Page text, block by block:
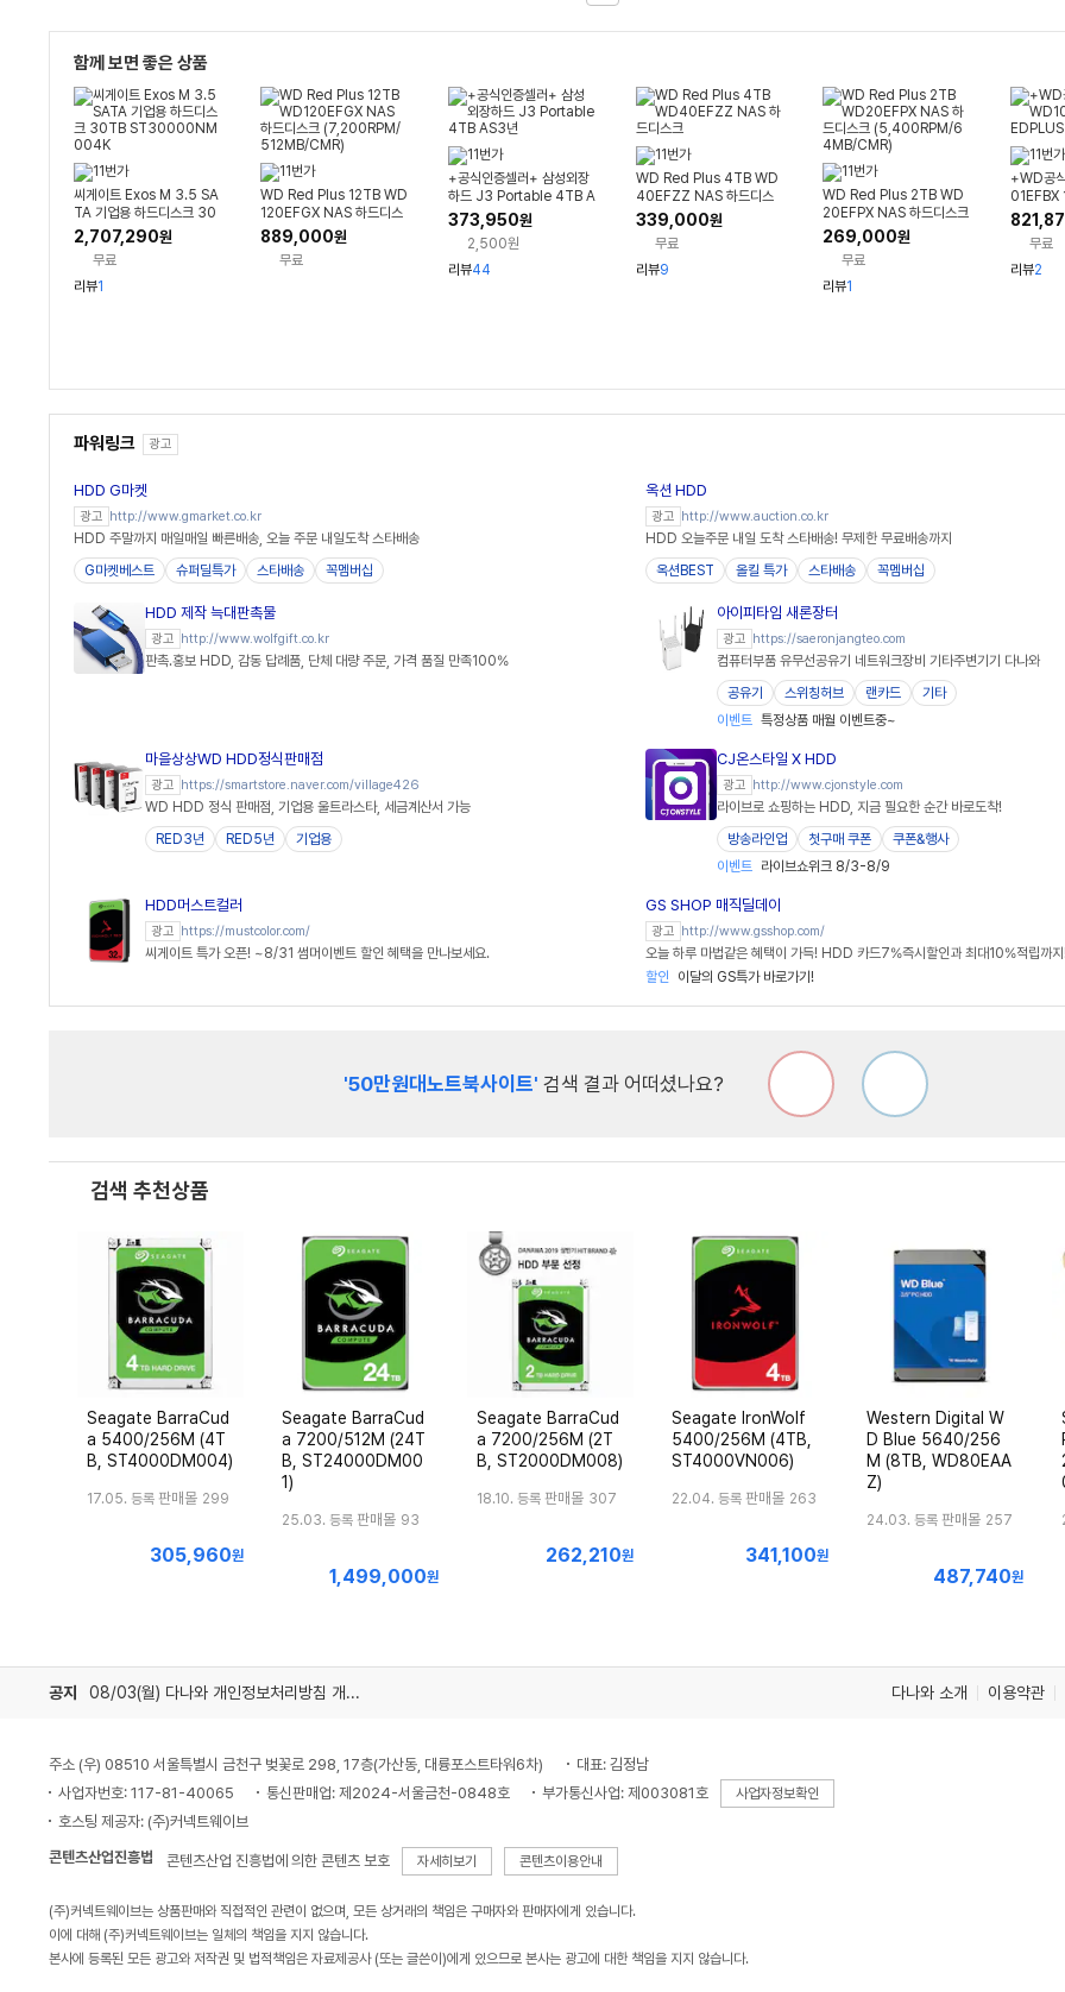
함께 보면 좋은 상품
씨게이트 Exos M 3.5 SA
TA 기업용 하드디스크 30
TB ST30000NM004K
2,707,290원
무료
리뷰1
WD Red Plus 12TB WD
120EFGX NAS 하드디스
크 (7,200RPM/512MB/
CMR)
889,000원
무료
+공식인증셀러+ 삼성외장
하드 J3 Portable 4TB A
S3년
373,950원
2,500원
리뷰44
WD Red Plus 4TB WD
40EFZZ NAS 하드디스
크
339,000원
무료
리뷰9
WD Red Plus 2TB WD
20EFPX NAS 하드디스크
(5,400RPM/64MB/CM
269,000원
무료
리뷰1
+WD공
01EFBX
S
무료
리뷰2
파워링크 광고
HDD G마켓
광고 http://www.gmarket.co.kr
HDD 주말까지 매일매일 빠른배송, 오늘 주문 내일도착 스타배송
G마켓베스트
슈퍼딜특가 스타배송 꼭멤버십
옥션 HDD
광고 http://www.auction.co.kr
HDD 오늘주문 내일 도착 스타배송! 무제한 무료배송까지
옥션BEST
올킬 특가 스타배송 꼭멤버십
HDD 제작 늑대판촉물
광고 http://www.wolfgift.co.kr
판촉.홍보 HDD, 감동 답례품, 단체 대량 주문, 가격 품질 만족100%
아이피타임 새론장터
광고 https://saeronjangteo.com
컴퓨터부품 유무선공유기 네트워크장비 기타주변기기 다나와
공유기
스위칭허브 랜카드
기타
이벤트 특정상품 매월 이벤트중~
마을상상WD HDD정식판매점
광고 https://smartstore.naver.com/village426
WD HDD 정식 판매점, 기업용 울트라스타, 세금계산서 가능
RED3년
RED5년 기업용
CJ온스타일 X HDD
광고 http://www.cjonstyle.com
라이브로 쇼핑하는 HDD, 지금 필요한 순간 바로도착!
방송라인업
첫구매 쿠폰
쿠폰&행사
이벤트
라이브쇼위크 8/3-8/9
HDD머스트컬러
광고 https://mustcolor.com/
씨게이트 특가 오픈! ~8/31 썸머이벤트 할인 혜택을 만나보세요.
GS SHOP 매직딜데이
광고 http://www.gsshop.com/
오늘 하루 마법같은 혜택이 가득! HDD 카드7%즉시할인과 최대10%적립까
할인
이달의 GS특가 바로가기!
'50만원대노트북사이트' 검색 결과 어떠셨나요?
검색 추천상품
Seagate BarraCud
a 5400/256M (4T
B, ST4000DM004)
17.05. 등록 판매몰 299
최
305,960원
Seagate BarraCud
a 7200/512M (24T
B, ST24000DM00
1)
25.03. 등록 판매몰 93
최1,499,000원
Seagate BarraCud
a 7200/256M (2T
B, ST2000DM008)
18.10. 등록 판매몰 307
최
262,210원
Seagate IronWolf
5400/256M (4TB,
ST4000VN006)
22.04. 등록 판매몰 263
최
341,100원
Western Digital W
D Blue 5640/256
M (8TB, WD80EAA
Z)
24.03. 등록 판매몰 257
최
487,740원
공지 08/03(월) 다나와 개인정보처리방침 개정 안내 다나와 소개 이용약관
주소 (우) 08510 서울특별시 금천구 벚꽃로 298, 17층(가산동, 대륭포스트타워6차)
대표: 김정남
사업자번호: 117-81-40065
통신판매업: 제2024-서울금천-0848호 부가통신사업: 제003081호 사업자정보확인
호스팅 제공자: (주)커넥트웨이브
콘텐츠산업진흥법
콘텐츠산업 진흥법에 의한 콘텐츠 보호 자세히보기 콘텐츠이용안내
(주)커넥트웨이브는 상품판매와 직접적인 관련이 없으며, 모든 상거래의 책임은 구매자와 판매자에게 있습니다.
이에 대해 (주)커넥트웨이브는 일체의 책임을 지지 않습니다.
본사에 등록된 모든 광고와 저작권 및 법적책임은 자료제공사 (또는 글쓴이)에게 있으므로 본사는 광고에 대한 책임을 지지 않습니다.